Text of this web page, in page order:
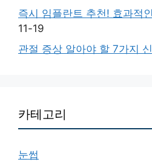
즉시 임플란트 추천! 효과적
11-19
관절 증상 알아야 할 7가지
카테고리
눈썹